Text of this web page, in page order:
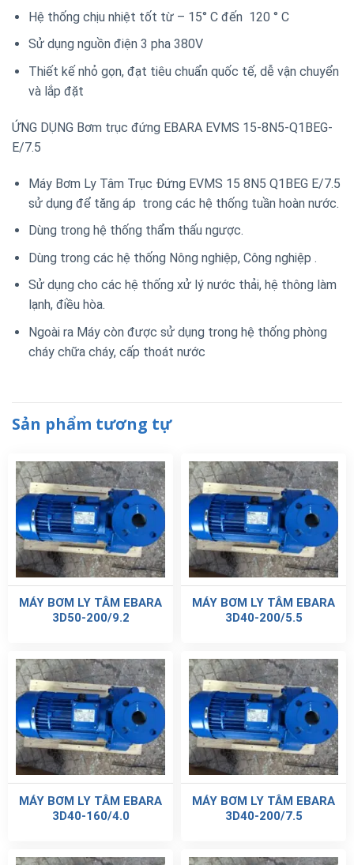
Hệ thống chịu nhiệt tốt từ – 15° C đến 120 ° C
Sử dụng nguồn điện 3 pha 380V
Thiết kế nhỏ gọn, đạt tiêu chuẩn quốc tế, dễ vận chuyển
và lắp đặt
ỨNG DỤNG Bơm trục đứng EBARA EVMS 15-8N5-Q1BEG-
E/7.5
Máy Bơm Ly Tâm Trục Đứng EVMS 15 8N5 Q1BEG E/7.5
sử dụng để tăng áp trong các hệ thống tuần hoàn nước.
Dùng trong hệ thống thẩm thấu ngược.
Dùng trong các hệ thống Nông nghiệp, Công nghiệp .
Sử dụng cho các hệ thống xử lý nước thải, hệ thông làm
lạnh, điều hòa.
Ngoài ra Máy còn được sử dụng trong hệ thống phòng
cháy chữa cháy, cấp thoát nước
Sản phẩm tương tự
MÁY BƠM LY TÂM EBARA
3D50-200/9.2
MÁY BƠM LY TÂM EBARA
3D40-200/5.5
MÁY BƠM LY TÂM EBARA
3D40-160/4.0
MÁY BƠM LY TÂM EBARA
3D40-200/7.5